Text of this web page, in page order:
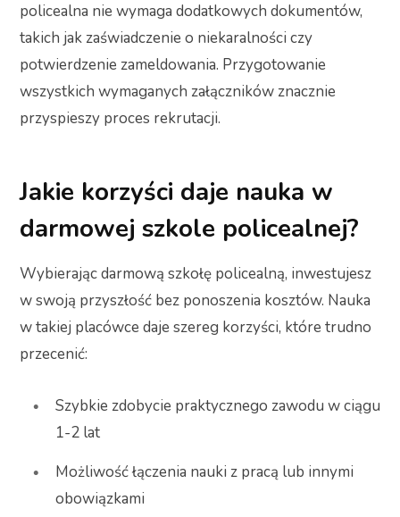
policealna nie wymaga dodatkowych dokumentów,
takich jak zaświadczenie o niekaralności czy
potwierdzenie zameldowania. Przygotowanie
wszystkich wymaganych załączników znacznie
przyspieszy proces rekrutacji.
Jakie korzyści daje nauka w
darmowej szkole policealnej?
Wybierając darmową szkołę policealną, inwestujesz
w swoją przyszłość bez ponoszenia kosztów. Nauka
w takiej placówce daje szereg korzyści, które trudno
przecenić:
Szybkie zdobycie praktycznego zawodu w ciągu
1-2 lat
Możliwość łączenia nauki z pracą lub innymi
obowiązkami